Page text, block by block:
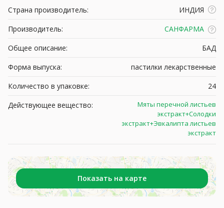
Страна производитель:
ИНДИЯ
Производитель:
САНФАРМА
Общее описание:
БАД
Форма выпуска:
пастилки лекарственные
Количество в упаковке:
24
Действующее вещество:
Мяты перечной листьев
экстракт+Солодки
экстракт+Эвкалипта листьев
экстракт
Показать на карте